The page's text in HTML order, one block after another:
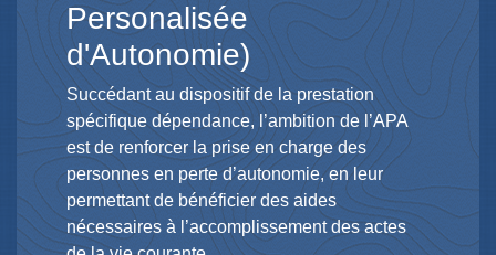
Personalisée
d'Autonomie)
Succédant au dispositif de la prestation
spécifique dépendance, l’ambition de l’APA
est de renforcer la prise en charge des
personnes en perte d’autonomie, en leur
permettant de bénéficier des aides
nécessaires à l’accomplissement des actes